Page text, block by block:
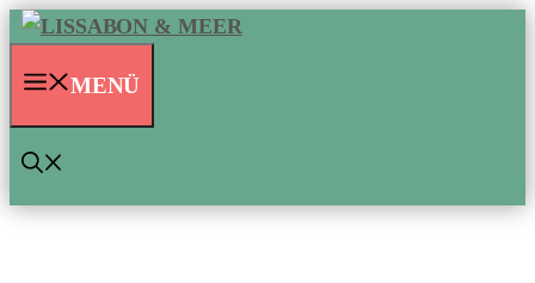
Zum
springenMENÜ